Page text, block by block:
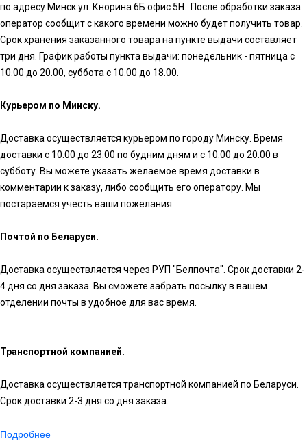
по адресу Минск ул. Кнорина 6Б офис 5Н. После обработки заказа
оператор сообщит с какого времени можно будет получить товар.
Срок хранения заказанного товара на пункте выдачи составляет
три дня. График работы пункта выдачи: понедельник - пятница с
10.00 до 20.00, суббота с 10.00 до 18.00.
Курьером по Минску.
Доставка осуществляется курьером по городу Минску. Время
доставки с 10.00 до 23.00 по будним дням и с 10.00 до 20.00 в
субботу. Вы можете указать желаемое время доставки в
комментарии к заказу, либо сообщить его оператору. Мы
постараемся учесть ваши пожелания.
Почтой по Беларуси.
Доставка осуществляется через РУП "Белпочта". Срок доставки 2-
4 дня со дня заказа. Вы сможете забрать посылку в вашем
отделении почты в удобное для вас время.
Транспортной компанией.
Доставка осуществляется транспортной компанией по Беларуси.
Срок доставки 2-3 дня со дня заказа.
Подробнее